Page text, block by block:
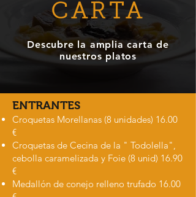
CARTA
Descubre la amplia carta de
nuestros platos
ENTRANTES
Croquetas Morellanas (8 unidades) 16.00
€
Croquetas de Cecina de la " Todolella",
cebolla caramelizada y Foie (8 unid) 16.90
€
Medallón de conejo relleno trufado 16.00